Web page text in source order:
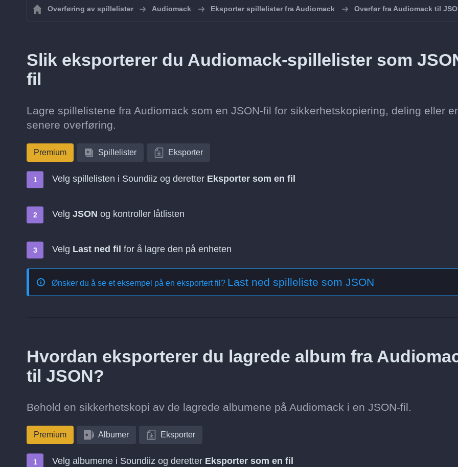
Overføring av spillelister Audiomack Eksporter spillelister fra Audiomack Overfør fra Audiomack til
Slik eksporterer du Audiomack-spillelister som
fil
Lagre spillelistene fra Audiomack som en JSON-fil for sikkerhetskopiering, deling eller
senere overføring.
Premium Spillelister Eksporter
Velg spillelisten i Soundiiz og deretter Eksporter som en fil
Velg JSON og kontroller låtlisten
Velg Last ned fil for å lagre den på enheten
Ønsker du å se et eksempel på en eksportert fil? Last ned spilleliste som JSON
Hvordan eksporterer du lagrede album fra
til JSON?
Behold en sikkerhetskopi av de lagrede albumene på Audiomack i en JSON-fil.
Premium Albumer Eksporter
Velg albumene i Soundiiz og deretter Eksporter som en fil